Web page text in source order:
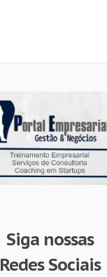
Siga nossas
Redes Sociais